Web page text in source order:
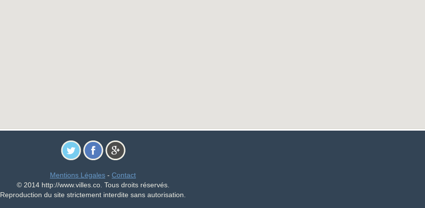
Mentions Légales - Contact
© 2014 http://www.villes.co. Tous droits réservés.
Reproduction du site strictement interdite sans autorisation.